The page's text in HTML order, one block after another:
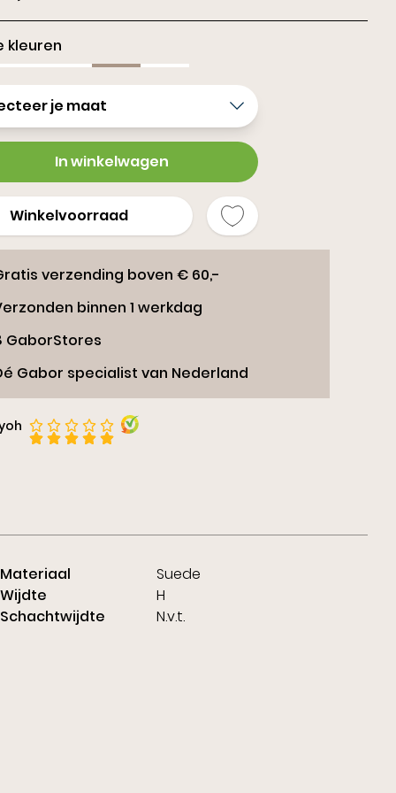
kleuren
je maat
In winkelwagen
Winkelvoorraad
verzending boven € 60,-
binnen 1 werkdag
GaborStores
Gabor specialist van Nederland
Materiaal
Suede
Wijdte
H
Schachtwijdte
N.v.t.